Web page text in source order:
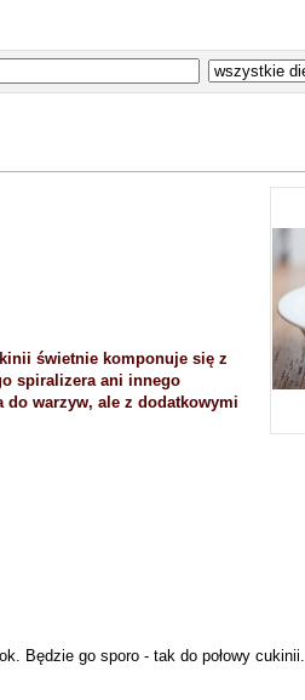
świetnie komponuje się z
spiralizera ani innego
warzyw, ale z dodatkowymi
Będzie go sporo - tak do połowy cukinii.